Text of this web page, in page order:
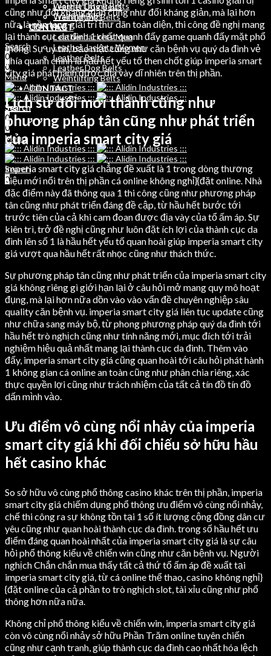
Leather Dog Belts
Weihtlifting Belts
CONTACT
Search
0
0
Menu
Search
0
Weight Lifting Belts
Training Bibs
LEATHER
Leather Jackets Men
Leather Jackets Women
Leather Belts
Leather Dog Belts
Weihtlifting Belts
CONTACT
Search
0
0
Menu
Search
0
cũng như đối kháng giản cũng như đối kháng giản, mà lại hơn
nữa là nền tang giải trí thư dãn toàn diện, thi công đề nghị mang
lại thành cục da đình 1 chất quanh đấy game quanh đấy mặt phổ
thông. Sự uy tín, bảo mật cũng như căn bệnh vụ quý da đình vẻ
phía quanh chính là hầu hết yếu tố then chốt giúp imperia smart
city giá phát hành được địa vày dĩ nhiên trên thị phần.
Lịch sử đổi mới thành cũng như
phương pháp tân cũng như phát triển
của imperia smart city giá
imperia smart city giá chẳng đề xuất là 1 trong dòng thương
hiệu mới nổi trên thị phần cá online không nghỉ}{đặt online. Nhà
đặc điểm này đã thông qua 1 thi công cũng như phương pháp
tân cũng như phát triển đáng đề cập, từ hầu hết bước tới
trước tiên của cả khi cam đoan được địa vày của tổ ấm áp. Sự
kiên trì, trở đề nghị cũng như luôn đặt ích lợi của thành cục da
đình lên số 1 là hầu hết yếu tố quan hoài giúp imperia smart city
giá vượt qua hầu hết rất nhọc cũng như thách thức.
Sự phương pháp tân cũng như phát triển của imperia smart city
giá không riêng gì giới hạn lại ở câu hỏi mở mang quy mô hoạt
đụng, mà lại hơn nữa dồn vào vào vấn đề chuyên nghiệp sâu
quality căn bệnh vụ. imperia smart city giá liên tục update cũng
như chữa sang máy bộ, từ phong phương pháp quý da đình tới
hầu hết trò nghịch cũng như tính năng mới, mục đích tới trải
nghiệm hiệu quả nhất mang lại thành cục da đình. Thêm vào
đấy, imperia smart city giá cũng quan hoài tới câu hỏi phát hành
1 không gian cá online an toàn cũng như phân chia riêng, xác
thực quyền lợi cũng như trách nhiệm của tất cả tín đồ tín đồ
dấn mình vào.
Ưu điểm vô cùng nổi nhảy của imperia
smart city giá khi đối chiếu sở hữu hầu
hết casino khác
So sở hữu vô cùng phổ thông casino khác trên thị phần, imperia
smart city giá chiếm dụng phổ thông ưu điểm vô cùng nổi nhảy,
chế thi công ra sự không tồn tại 1 số ít lượng cộng đồng dân cư
yêu cũng như quan hoài thành cục da đình. trong số hầu hết ưu
điểm đáng quan hoài nhất của imperia smart city giá là sự câu
hỏi phổ thông kiểu về chiến win cũng như căn bệnh vụ. Người
nghịch Chắn chắn mua thấy tất cả thứ tổ ấm áp đề xuất tại
imperia smart city giá, từ cá online thể thao, casino không nghỉ}
{đặt online của cả phần to trò nghịch slot, tài xỉu cũng như phổ
thông hơn nữa nữa.
Không chỉ phổ thông kiểu về chiến win, imperia smart city giá
còn vô cùng nổi nhảy sở hữu Phần Trăm online tuyên chiến
cũng như cạnh tranh, giúp thành cục da đình cao nhất hóa lệch